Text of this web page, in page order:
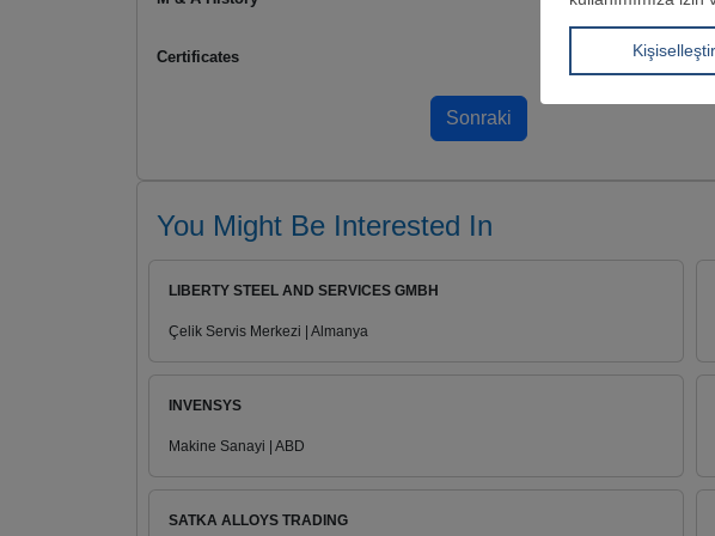
Certificates
You Might Be Interested In
LIBERTY STEEL AND SERVICES GMBH
Çelik Servis Merkezi | Almanya
INVENSYS
Makine Sanayi | ABD
SATKA ALLOYS TRADING